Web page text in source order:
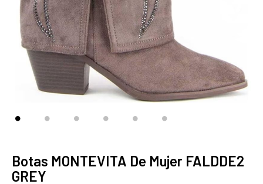
Botas MONTEVITA De Mujer FALDDE2
GREY